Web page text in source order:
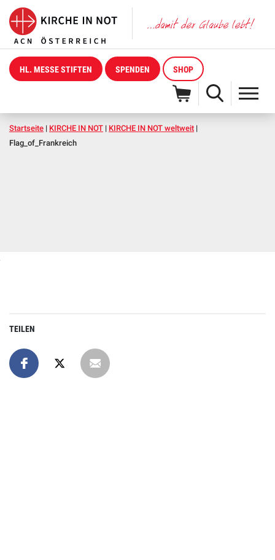
HL. MESSE STIFTEN SPENDEN SHOP
Startseite | KIRCHE IN NOT | KIRCHE IN NOT weltweit |
Flag_of_Frankreich
TEILEN